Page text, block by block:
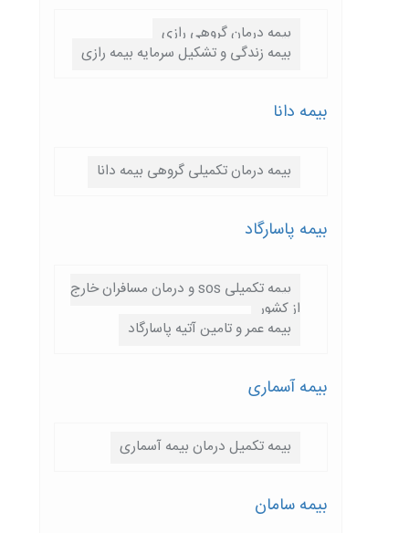
بیمه درمان گروهی رازی
بیمه زندگی و تشکیل سرمایه بیمه رازی
بیمه دانا
بیمه درمان تکمیلی گروهی بیمه دانا
بیمه پاسارگاد
بیمه تکمیلی sos و درمان مسافران خارج
از کشور
بیمه عمر و تامین آتیه پاسارگاد
بیمه آسماری
بیمه تکمیل درمان بیمه آسماری
بیمه سامان